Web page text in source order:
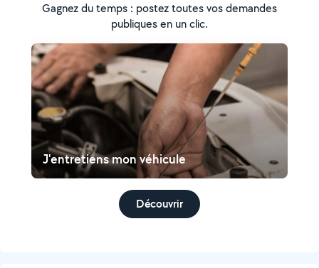
Gagnez du temps : postez toutes vos demandes
publiques en un clic.
J'entretiens mon véhicule
Découvrir